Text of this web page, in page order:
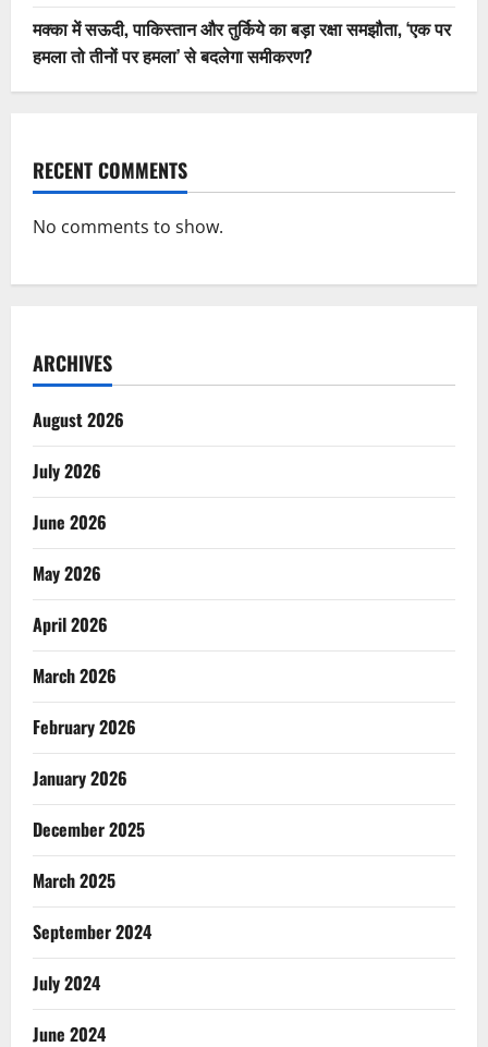
मक्का में सऊदी, पाकिस्तान और तुर्किये का बड़ा रक्षा समझौता, ‘एक पर
हमला तो तीनों पर हमला’ से बदलेगा समीकरण?
RECENT COMMENTS
No comments to show.
ARCHIVES
August 2026
July 2026
June 2026
May 2026
April 2026
March 2026
February 2026
January 2026
December 2025
March 2025
September 2024
July 2024
June 2024